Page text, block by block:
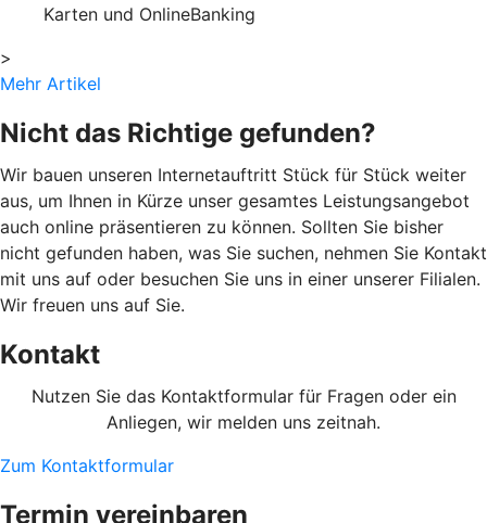
Karten und OnlineBanking
>
Mehr Artikel
Nicht das Richtige gefunden?
Wir bauen unseren Internetauftritt Stück für Stück weiter
aus, um Ihnen in Kürze unser gesamtes Leistungsangebot
auch online präsentieren zu können. Sollten Sie bisher
nicht gefunden haben, was Sie suchen, nehmen Sie Kontakt
mit uns auf oder besuchen Sie uns in einer unserer Filialen.
Wir freuen uns auf Sie.
Kontakt
Nutzen Sie das Kontaktformular für Fragen oder ein
Anliegen, wir melden uns zeitnah.
Zum Kontaktformular
Termin vereinbaren